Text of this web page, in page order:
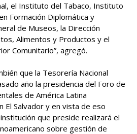
el Instituto del Tabaco, Instituto
Formación Diplomática y
de Museos, la Dirección
Alimentos y Productos y el
Comunitario”, agregó.
que la Tesorería Nacional
año la presidencia del Foro de
de América Latina
El Salvador y en vista de eso
que preside realizará el
sobre gestión de